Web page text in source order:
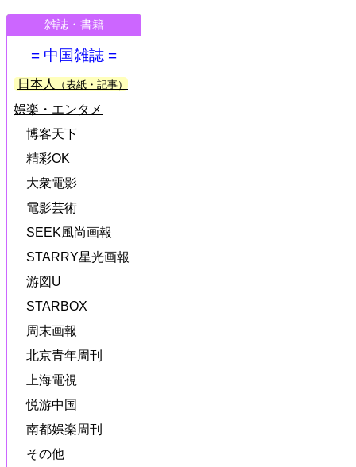
雑誌・書籍
= 中国雑誌 =
日本人 （表紙・記事）
娯楽・エンタメ
博客天下
精彩OK
大衆電影
電影芸術
SEEK風尚画報
STARRY星光画報
游図U
STARBOX
周末画報
北京青年周刊
上海電視
悦游中国
南都娯楽周刊
その他